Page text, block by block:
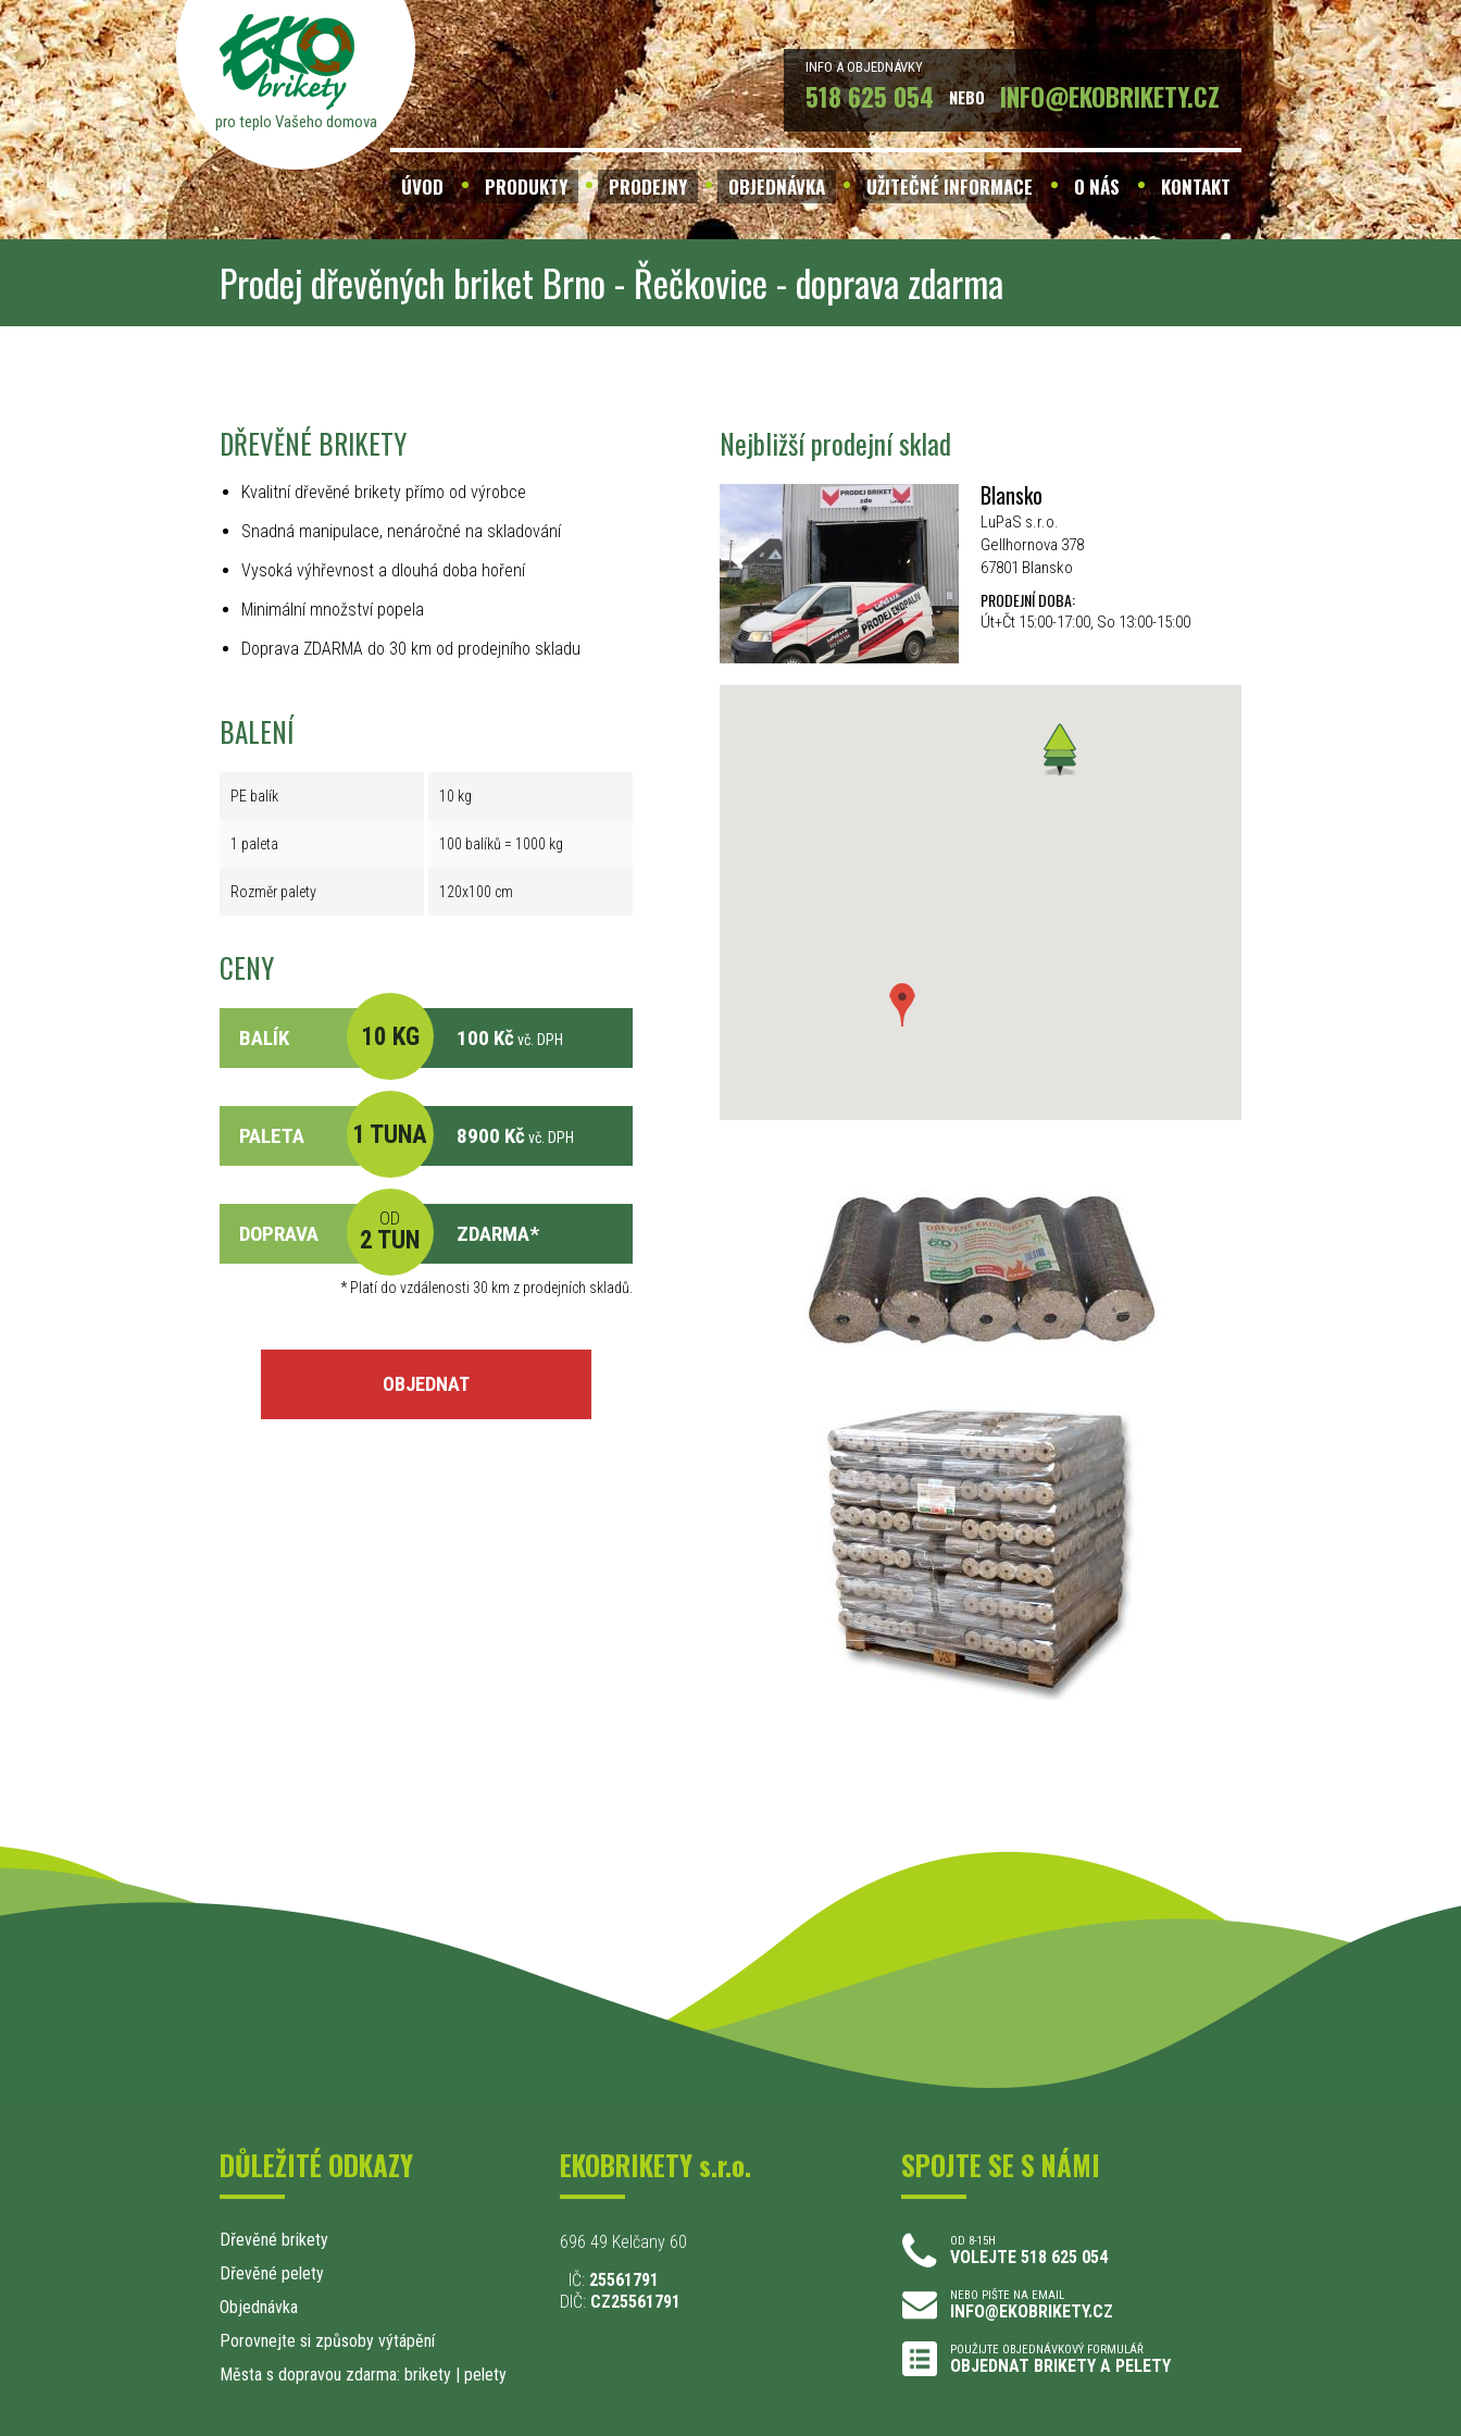
pro teplo Vašeho domova
INFO A OBJEDNÁVKY
518 625 054 NEBO INFO@EKOBRIKETY.CZ
ÚVOD PRODUKTY PRODEJNY OBJEDNÁVKA UŽITEČNÉ INFORMACE O NÁS KONTAKT
Prodej dřevěných briket Brno - Řečkovice - doprava zdarma
DŘEVĚNÉ BRIKETY
Kvalitní dřevěné brikety přímo od výrobce
Snadná manipulace, nenáročné na skladování
Vysoká výhřevnost a dlouhá doba hoření
Minimální množství popela
Doprava ZDARMA do 30 km od prodejního skladu
BALENÍ
PE balík 10 kg
1 paleta 100 balíků = 1000 kg
Rozměr palety 120x100 cm
CENY
BALÍK 10 KG 100 Kč vč. DPH
PALETA 1 TUNA 8900 Kč vč. DPH
DOPRAVA
OD
2 TUN ZDARMA*
*Platí do vzdálenosti 30 km z prodejních skladů.
OBJEDNAT
Nejbližší prodejní sklad
Blansko
LuPaS s.r.o.
Gellhornova 378
67801 Blansko
PRODEJNÍ DOBA:
Út+Čt 15:00-17:00, So 13:00-15:00
DŮLEŽITÉ ODKAZY
Dřevěné brikety
Dřevěné pelety
Objednávka
Porovnejte si způsoby výtápění
Města s dopravou zdarma: brikety | pelety
EKOBRIKETY s.r.o.
696 49 Kelčany 60
IČ: 25561791
DIČ: CZ25561791
SPOJTE SE S NÁMI
OD 8-15H
VOLEJTE 518 625 054
NEBO PIŠTE NA EMAIL
INFO@EKOBRIKETY.CZ
POUŽIJTE OBJEDNÁVKOVÝ FORMULÁŘ
OBJEDNAT BRIKETY A PELETY